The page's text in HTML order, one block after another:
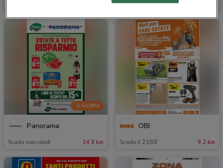
Scade mercoledì
-3 GIORNI
Panorama
Scade mercoledì 14.8 km
OBI
Scade il 23/08 9.2 km